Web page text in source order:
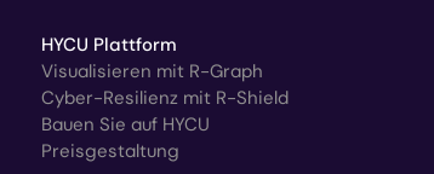
HYCU Plattform
Visualisieren mit R-Graph
Cyber-Resilienz mit R-Shield
Bauen Sie auf HYCU
Preisgestaltung